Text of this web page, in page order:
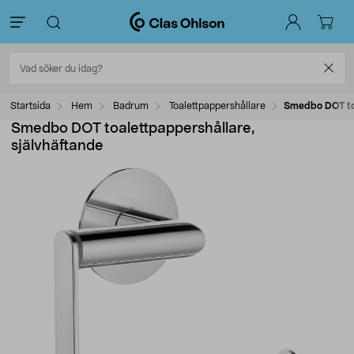
Startsida Hem Badrum Toalettpappershållare Smedbo DOT
Smedbo DOT toalettpappershållare,
självhäftande